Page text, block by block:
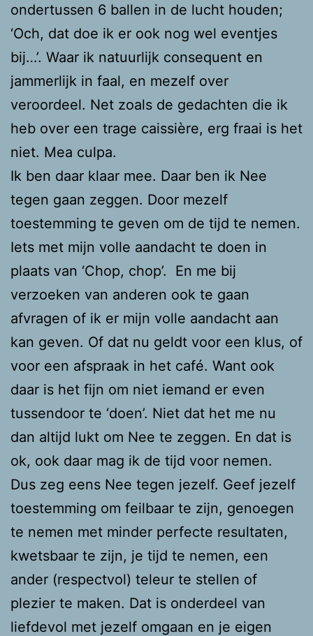
ondertussen 6 ballen in de lucht houden;
‘Och, dat doe ik er ook nog wel eventjes
bij…’. Waar ik natuurlijk consequent en
jammerlijk in faal, en mezelf over
veroordeel. Net zoals de gedachten die ik
heb over een trage caissière, erg fraai is het
niet. Mea culpa.
Ik ben daar klaar mee. Daar ben ik Nee
tegen gaan zeggen. Door mezelf
toestemming te geven om de tijd te nemen.
Iets met mijn volle aandacht te doen in
plaats van ‘Chop, chop’. En me bij
verzoeken van anderen ook te gaan
afvragen of ik er mijn volle aandacht aan
kan geven. Of dat nu geldt voor een klus, of
voor een afspraak in het café. Want ook
daar is het fijn om niet iemand er even
tussendoor te ‘doen’. Niet dat het me nu
dan altijd lukt om Nee te zeggen. En dat is
ok, ook daar mag ik de tijd voor nemen.
Dus zeg eens Nee tegen jezelf. Geef jezelf
toestemming om feilbaar te zijn, genoegen
te nemen met minder perfecte resultaten,
kwetsbaar te zijn, je tijd te nemen, een
ander (respectvol) teleur te stellen of
plezier te maken. Dat is onderdeel van
liefdevol met jezelf omgaan en je eigen